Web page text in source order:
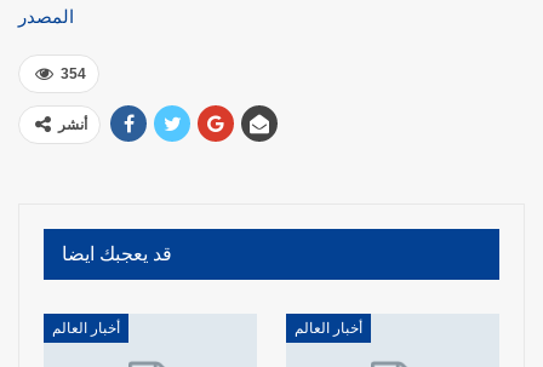
المصدر
354
أنشر
قد يعجبك ايضا
أخبار العالم أخبار العالم